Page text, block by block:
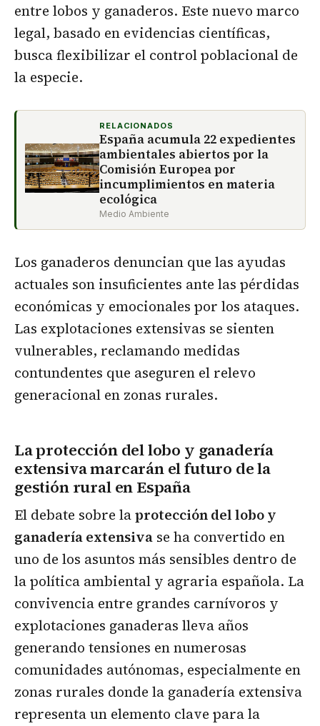
entre lobos y ganaderos. Este nuevo marco
legal, basado en evidencias científicas,
busca flexibilizar el control poblacional de
la especie.
RELACIONADOS
España acumula 22 expedientes
ambientales abiertos por la
Comisión Europea por
incumplimientos en materia
ecológica
Medio Ambiente
Los ganaderos denuncian que las ayudas
actuales son insuficientes ante las pérdidas
económicas y emocionales por los ataques.
Las explotaciones extensivas se sienten
vulnerables, reclamando medidas
contundentes que aseguren el relevo
generacional en zonas rurales.
La protección del lobo y ganadería
extensiva marcarán el futuro de la
gestión rural en España
El debate sobre laprotección del lobo y
ganadería extensiva se ha convertido en
uno de los asuntos más sensibles dentro de
la política ambiental y agraria española. La
convivencia entre grandes carnívoros y
explotaciones ganaderas lleva años
generando tensiones en numerosas
comunidades autónomas, especialmente en
zonas rurales donde la ganadería extensiva
representa un elemento clave para la